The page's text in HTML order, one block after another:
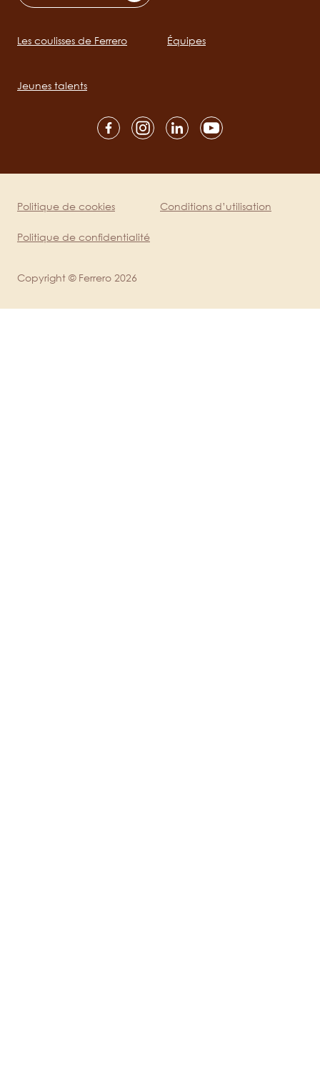
Main
Les coulisses de Ferrero Équipes
Jeunes talents
mobile
Legal
FR
Politique de cookies
Politique de confidentialité
Conditions d’utilisation
Copyright © Ferrero 2026